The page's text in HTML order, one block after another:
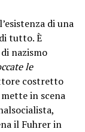
di una
tutto. È
nazismo
le
costretto
in scena
il Fuhrer in